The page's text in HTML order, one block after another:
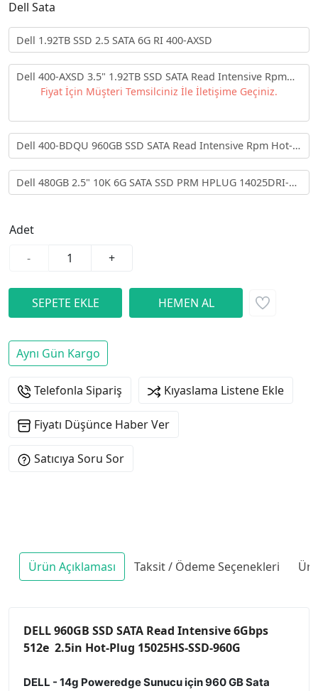
Dell Sata
Dell 1.92TB SSD 2.5 SATA 6G RI 400-AXSD
Dell 400-AXSD 3.5" 1.92TB SSD SATA Read Intensive Rpm
Hot-Plug Sunucu Diski
Fiyat İçin Müşteri Temsilciniz İle İletişime Geçiniz.
Dell 400-BDQU 960GB SSD SATA Read Intensive Rpm Hot-
Plug Sunucu Diski
Dell 480GB 2.5" 10K 6G SATA SSD PRM HPLUG 14025DRI-
480G Sunucu Diski
Adet
-
+
Aynı Gün Kargo
Telefonla Sipariş Kıyaslama Listene Ekle
Fiyatı Düşünce Haber Ver
Satıcıya Soru Sor
Ürün Açıklaması Taksit / Ödeme Seçenekleri
DELL 960GB SSD SATA Read Intensive 6Gbps
512e 2.5in Hot-Plug 15025HS-SSD-960G
DELL - 14g Poweredge Sunucu için 960 GB Sata